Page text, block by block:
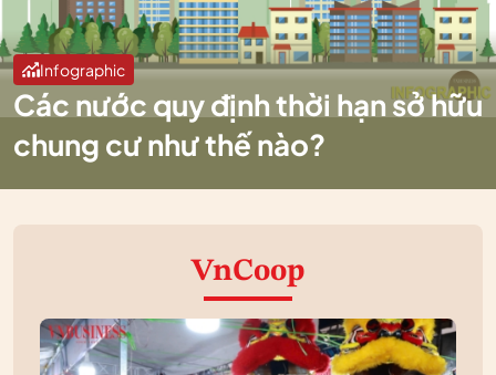
Infographic
Các nước quy định thời hạn sở hữu
chung cư như thế nào?
VnCoop